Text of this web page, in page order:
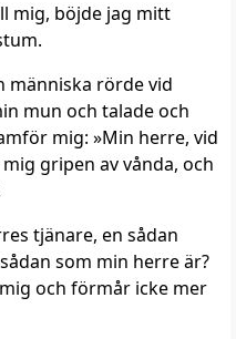
mig, böjde jag mitt
människa rörde vid
mun och talade och
mig: »Min herre, vid
gripen av vånda, och
tjänare, en sådan
som min herre är?
och förmår icke mer